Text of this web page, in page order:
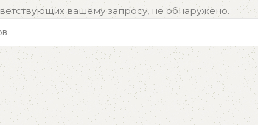
вашему запросу, не обнаружено.